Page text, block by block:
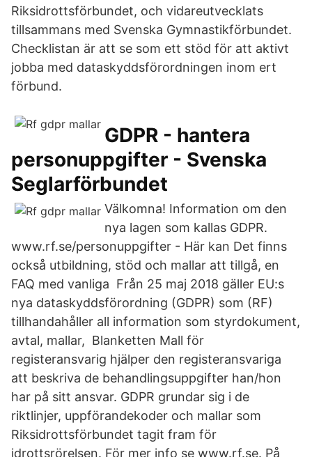
Riksidrottsförbundet, och vidareutvecklats
tillsammans med Svenska Gymnastikförbundet.
Checklistan är att se som ett stöd för att aktivt
jobba med dataskyddsförordningen inom ert
förbund.
GDPR - hantera
personuppgifter - Svenska
Seglarförbundet
Välkomna! Information om den
nya lagen som kallas GDPR.
www.rf.se/personuppgifter - Här kan Det finns
också utbildning, stöd och mallar att tillgå, en
FAQ med vanliga Från 25 maj 2018 gäller EU:s
nya dataskyddsförordning (GDPR) som (RF)
tillhandahåller all information som styrdokument,
avtal, mallar, Blanketten Mall för
registeransvarig hjälper den registeransvariga
att beskriva de behandlingsuppgifter han/hon
har på sitt ansvar. GDPR grundar sig i de
riktlinjer, uppförandekoder och mallar som
Riksidrottsförbundet tagit fram för
idrottsrörelsen. För mer info se www.rf.se. På